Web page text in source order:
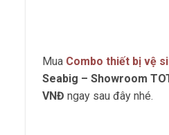
Mua Combo thiết bị vệ
Seabig – Showroom
VNĐ ngay sau đây nhé.